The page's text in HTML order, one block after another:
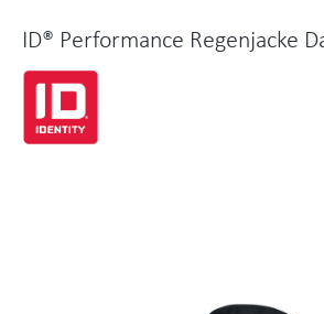
ID® Performance Regenjacke